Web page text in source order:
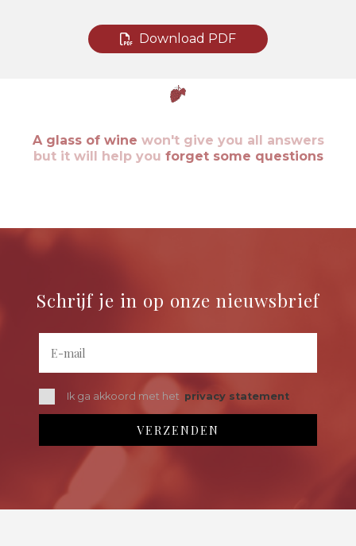
Download PDF
A glass of wine won't give you all answers
but it will help you forget some questions
Schrijf je in op onze nieuwsbrief
Ik ga akkoord met het privacy statement